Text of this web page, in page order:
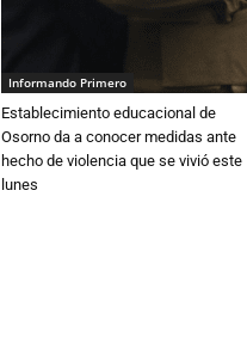
Informando Primero
Establecimiento educacional de
Osorno da a conocer medidas ante
hecho de violencia que se vivió este
lunes